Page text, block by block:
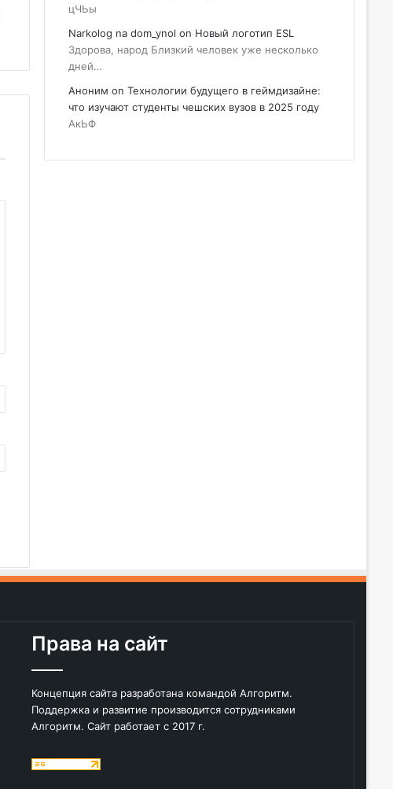
цЧЬы
Narkolog na dom_ynol on Новый логотип ESL
Здорова, народ Близкий человек уже несколько
дней…
Аноним on Технологии будущего в геймдизайне:
что изучают студенты чешских вузов в 2025 году
АкЬФ
Права на сайт
Концепция сайта разработана командой Алгоритм.
Поддержка и развитие производится сотрудниками
Алгоритм. Сайт работает с 2017 г.